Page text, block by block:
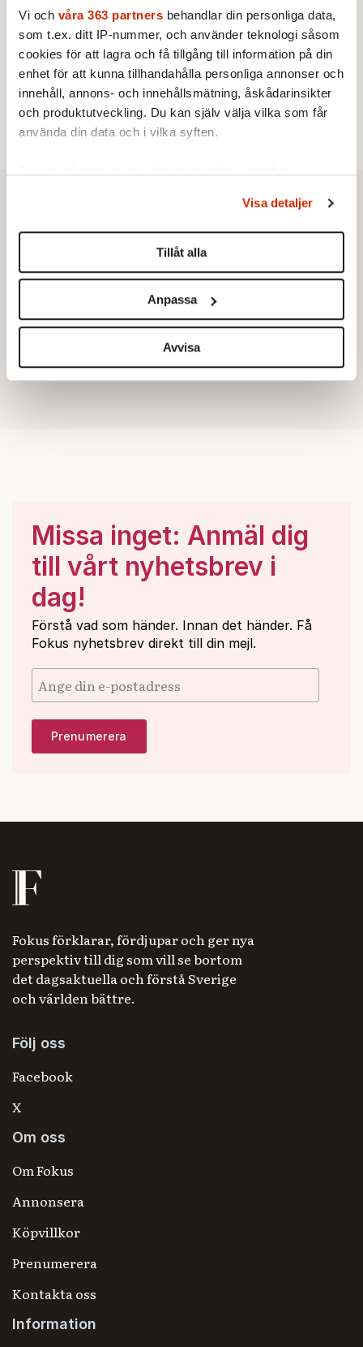
Vi och våra 363 partners behandlar din personliga data,
som t.ex. ditt IP-nummer, och använder teknologi såsom
cookies för att lagra och få tillgång till information på din
enhet för att kunna tillhandahålla personliga annonser och
innehåll, annons- och innehållsmätning, åskådarinsikter
och produktutveckling. Du kan själv välja vilka som får
använda din data och i vilka syften.
Du kan ändra eller dra tillbaka ditt samtycke när som
helst från cookie-förklaringen.
Vi använder enhetsidentifierare för att anpassa innehållet
för sociala medier och analysera vår trafik. Vi
vidarebefordrar även sådana identifierare och annan
information från din enhet till de sociala medier och
annons- och analysföretag som vi samarbetar med.
Dessa kan i sin tur kombinera informationen med annan
Visa detaljer
Tillåt alla
Anpassa
Avvisa
4.Nina Lekander:På ”Kommunisthögskolan” drömde
alla om att vara arbetarklass
KRÖNIKA
5. Sakine Madon:
Efter islamistdådet oroar sig
vänstern för Agnes Wold
STICKET
6.Dan Korn:Quisling, quislingar och sten i glashus
Missa inget: Anmäl dig
till vårt nyhetsbrev i
dag!
Förstå vad som händer. Innan det händer. Få
Fokus nyhetsbrev direkt till din mejl.
Fokus förklarar, fördjupar och ger nya
perspektiv till dig som vill se bortom
det dagsaktuella och förstå Sverige
och världen bättre.
Följ oss
Facebook
X
Om oss
Om Fokus
Annonsera
Köpvillkor
Prenumerera
Kontakta oss
Information